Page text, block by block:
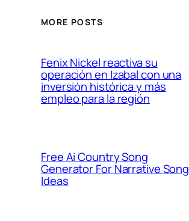
MORE POSTS
Fenix Nickel reactiva su
operación en Izabal con una
inversión histórica y más
empleo para la región
Free Ai Country Song
Generator For Narrative Song
Ideas